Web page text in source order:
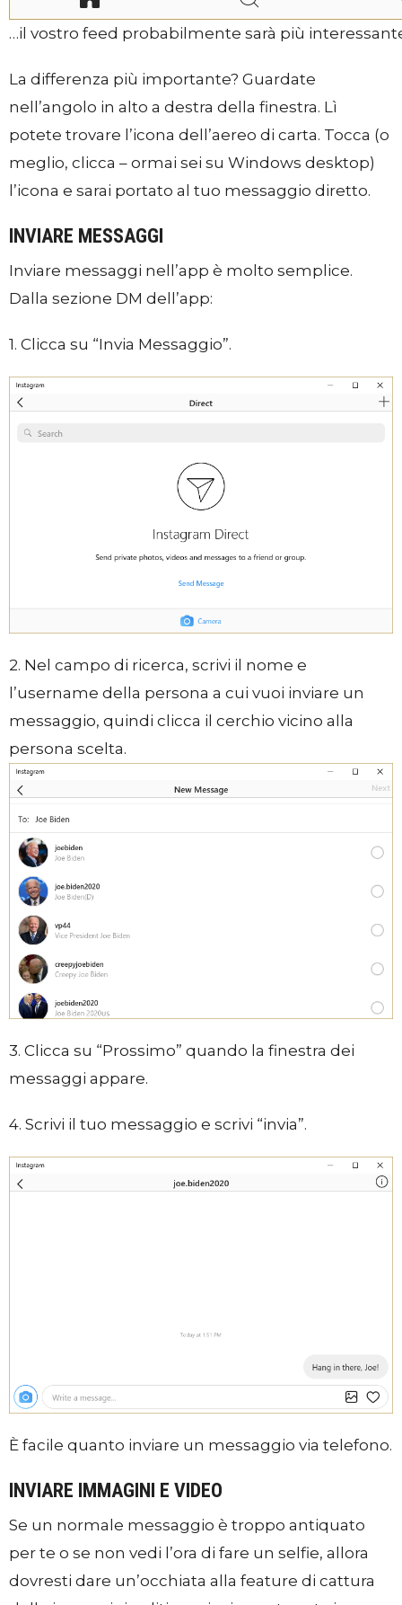
…il vostro feed probabilmente sarà più
La differenza più importante? Guardate
nell’angolo in alto a destra della finestra. Lì
potete trovare l’icona dell’aereo di carta. Tocca (o
meglio, clicca – ormai sei su Windows desktop)
l’icona e sarai portato al tuo messaggio diretto.
INVIARE MESSAGGI
Inviare messaggi nell’app è molto semplice.
Dalla sezione DM dell’app:
1. Clicca su “Invia Messaggio”.
2. Nel campo di ricerca, scrivi il nome e
l’username della persona a cui vuoi inviare un
messaggio, quindi clicca il cerchio vicino alla
persona scelta.
3. Clicca su “Prossimo” quando la finestra dei
messaggi appare.
4. Scrivi il tuo messaggio e scrivi “invia”.
È facile quanto inviare un messaggio via telefono.
INVIARE IMMAGINI E VIDEO
Se un normale messaggio è troppo antiquato
per te o se non vedi l’ora di fare un selfie, allora
dovresti dare un’occhiata alla feature di cattura